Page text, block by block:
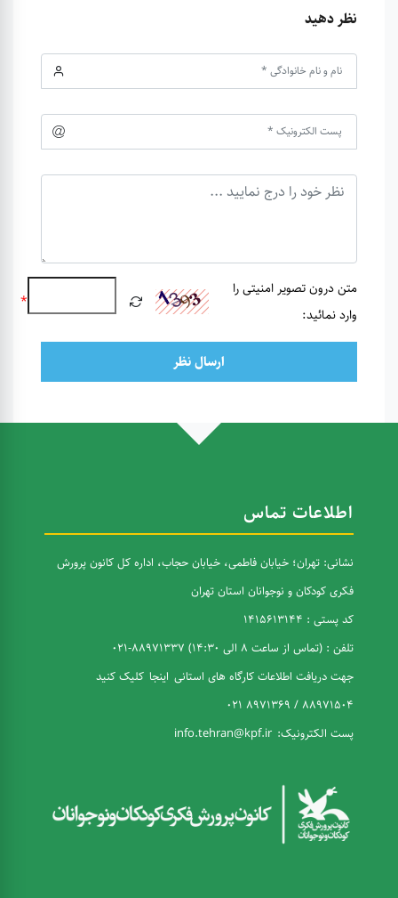
نظر دهید
متن درون تصویر امنیتی را
وارد نمائید:
*
ارسال نظر
اطلاعات تماس
نشانی: تهران؛ خیابان فاطمی، خیابان حجاب، اداره کل کانون پرورش
فکری کودکان و نوجوانان استان تهران
کد پستی : 1415613144
تلفن : (تماس از ساعت 8 الی 14:30) 88971337-021
جهت دریافت اطلاعات کارگاه های استانی اینجا کلیک کنید
88971504 / 8971369 021
پست الکترونیک: info.tehran@kpf.ir